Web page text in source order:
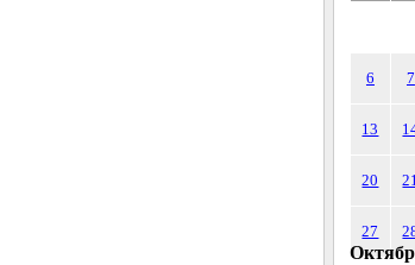
6 7
13
20 21
27